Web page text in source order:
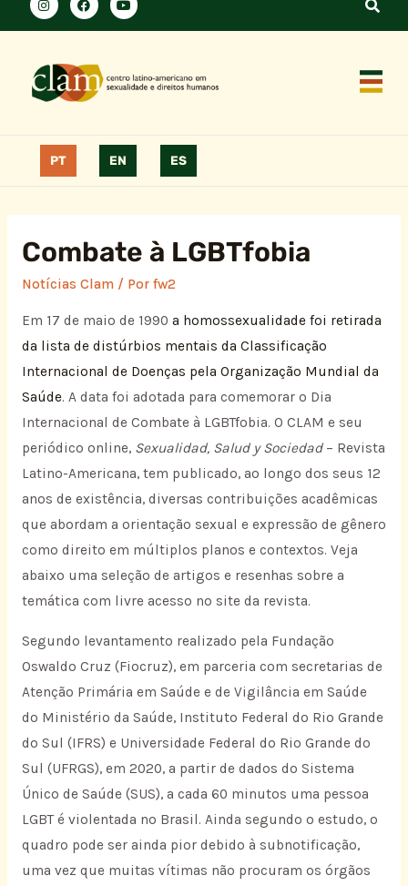
PT EN ES
Combate à LGBTfobia
Notícias Clam/ Por fw2
Em 17 de maio de 1990 a homossexualidade foi retirada
da lista de distúrbios mentais da Classificação
Internacional de Doenças pela Organização Mundial da
Saúde. A data foi adotada para comemorar o Dia
Internacional de Combate à LGBTfobia. O CLAM e seu
periódico online, Sexualidad, Salud y Sociedad– Revista
Latino-Americana, tem publicado, ao longo dos seus 12
anos de existência, diversas contribuições acadêmicas
que abordam a orientação sexual e expressão de gênero
como direito em múltiplos planos e contextos. Veja
abaixo uma seleção de artigos e resenhas sobre a
temática com livre acesso no site da revista.
Segundo levantamento realizado pela Fundação
Oswaldo Cruz (Fiocruz), em parceria com secretarias de
Atenção Primária em Saúde e de Vigilância em Saúde
do Ministério da Saúde, Instituto Federal do Rio Grande
do Sul (IFRS) e Universidade Federal do Rio Grande do
Sul (UFRGS), em 2020, a partir de dados do Sistema
Único de Saúde (SUS), a cada 60 minutos uma pessoa
LGBT é violentada no Brasil. Ainda segundo o estudo, o
quadro pode ser ainda pior debido à subnotificação,
uma vez que muitas vítimas não procuram os órgãos